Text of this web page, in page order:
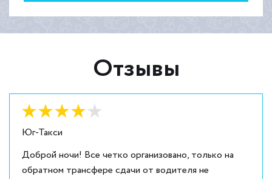
Отзывы
Юг-Такси
Оценка: 4
Доброй ночи! Все четко организовано, только на
обратном трансфере сдачи от водителя не